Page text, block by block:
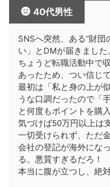
40代男性
SNSへ突然、ある“財団
い」とDMが届きました
ちょうど転職活動中で
あったため、つい信じ
最初は「私と身の上が
うな口調だったので「
と何度もポイントを購
気づけば50万円以上は
一切受けられず、ただ
会社の登記が海外にな
る。悪質すぎるだろ！
本当に腹が立つし、絶